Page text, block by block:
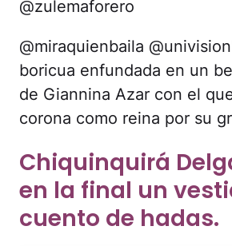
@zulemaforero
@miraquienbaila
boricua enfundada en un
de Giannina Azar con el
corona como reina por su
Chiquinquirá
en la final un
cuento de hadas.